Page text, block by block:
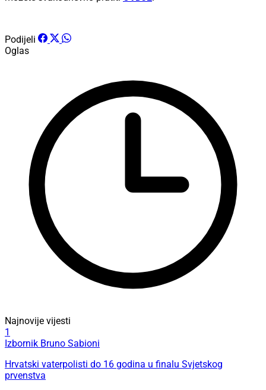
Podijeli
Oglas
Najnovije vijesti
1
Izbornik Bruno Sabioni
Hrvatski vaterpolisti do 16 godina u finalu Svjetskog
prvenstva